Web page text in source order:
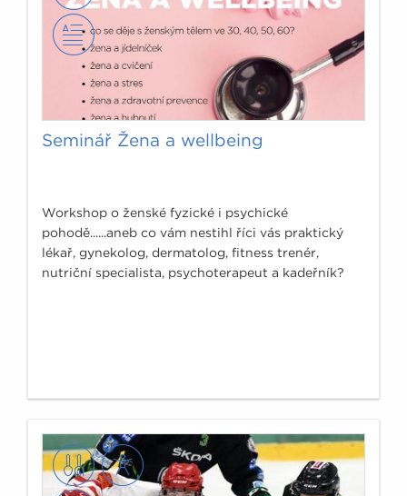
Seminář Žena a wellbeing
Workshop o ženské fyzické i psychické
pohodě......aneb co vám nestihl říci vás praktický
lékař, gynekolog, dermatolog, fitness trenér,
nutriční specialista, psychoterapeut a kadeřník?